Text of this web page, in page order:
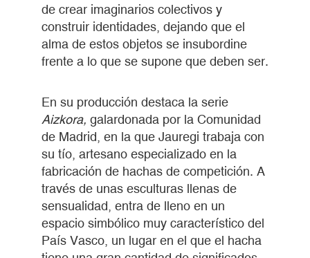
de crear imaginarios colectivos y
construir identidades, dejando que el
alma de estos objetos se insubordine
frente a lo que se supone que deben ser.
En su producción destaca la serie
Aizkora, galardonada por la Comunidad
de Madrid, en la que Jauregi trabaja con
su tío, artesano especializado en la
fabricación de hachas de competición. A
través de unas esculturas llenas de
sensualidad, entra de lleno en un
espacio simbólico muy característico del
País Vasco, un lugar en el que el hacha